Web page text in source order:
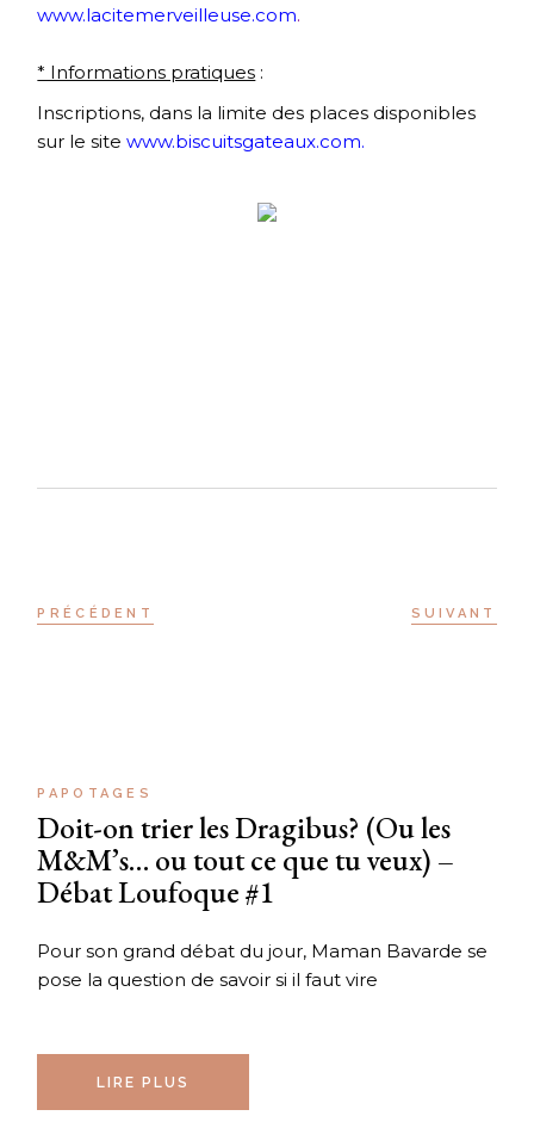
www.lacitemerveilleuse.com.
* Informations pratiques :
Inscriptions, dans la limite des places disponibles
sur le sitewww.biscuitsgateaux.com.
PRÉCÉDENT SUIVANT
PAPOTAGES
Doit-on trier les Dragibus? (Ou les
M&M’s… ou tout ce que tu veux) –
Débat Loufoque #1
Pour son grand débat du jour, Maman Bavarde se
pose la question de savoir si il faut vire
LIRE PLUS